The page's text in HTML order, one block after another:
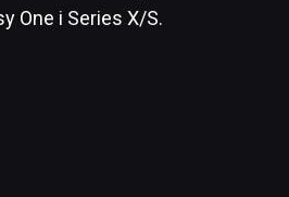
One i Series X/S.